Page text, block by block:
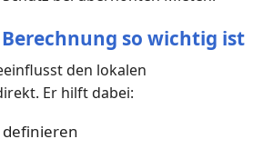
so wichtig ist
den lokalen
Er hilft dabei: